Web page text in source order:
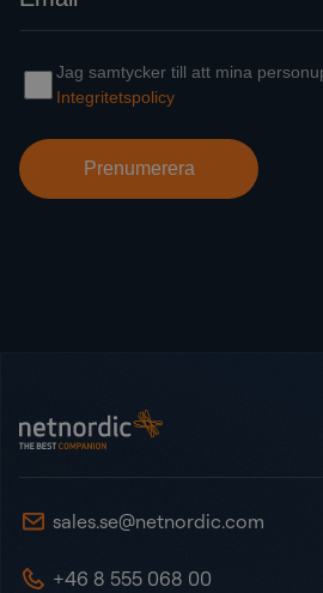
NetNordic Sweden
sales.se@netnordic.com
+46 8 555 068 00